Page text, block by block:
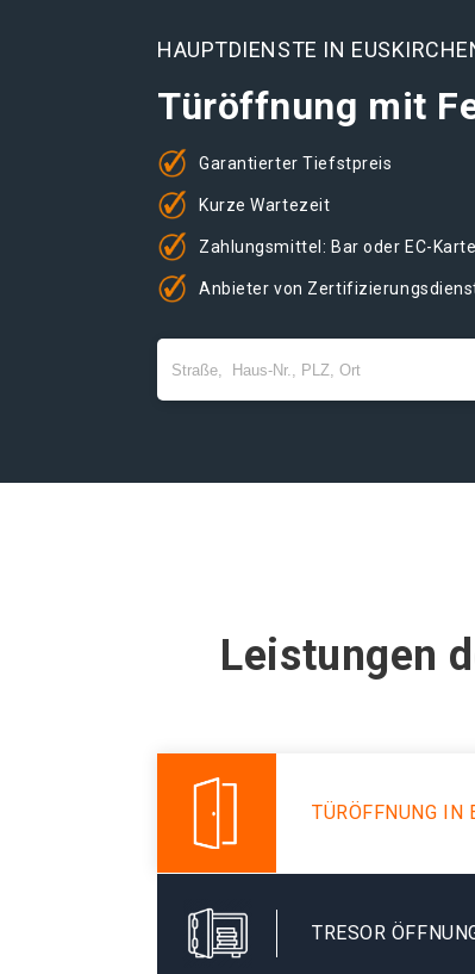
HAUPTDIENSTE IN
Türöffnung mit
Garantierter Tiefstpreis
Kurze Wartezeit
Zahlungsmittel: Bar oder EC-Karte
Anbieter von
Leistungen
TÜRÖFFNUNG IN
TRESOR